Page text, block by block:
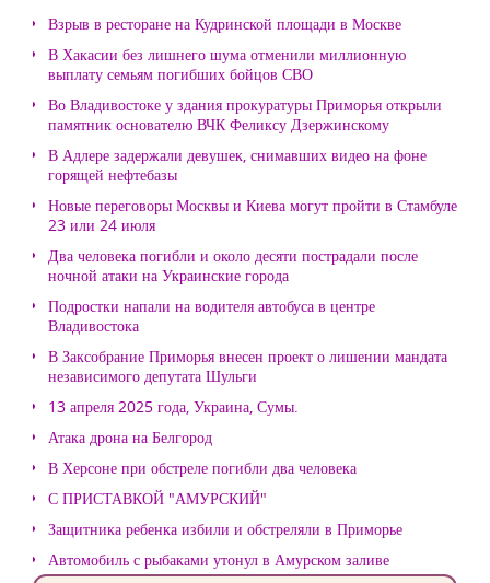
Взрыв в ресторане на Кудринской площади в Москве
В Хакасии без лишнего шума отменили миллионную
выплату семьям погибших бойцов СВО
Во Владивостоке у здания прокуратуры Приморья открыли
памятник основателю ВЧК Феликсу Дзержинскому
В Адлере задержали девушек, снимавших видео на фоне
горящей нефтебазы
Новые переговоры Москвы и Киева могут пройти в Стамбуле
23 или 24 июля
Два человека погибли и около десяти пострадали после
ночной атаки на Украинские города
Подростки напали на водителя автобуса в центре
Владивостока
В Заксобрание Приморья внесен проект о лишении мандата
независимого депутата Шульги
13 апреля 2025 года, Украина, Сумы.
Атака дрона на Белгород
В Херсоне при обстреле погибли два человека
С ПРИСТАВКОЙ "АМУРСКИЙ"
Защитника ребенка избили и обстреляли в Приморье
Автомобиль с рыбаками утонул в Амурском заливе